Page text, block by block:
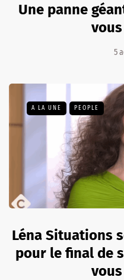
Une panne
5
A LA UNE PEOPLE
Léna Situations
pour le final de